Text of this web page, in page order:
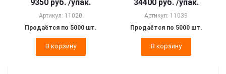
9350 руб. /упак.
Артикул: 11020
Продаётся по 5000 шт.
В корзину
34400 руб. /упак.
Артикул: 11039
Продаётся по 5000 шт.
В корзину